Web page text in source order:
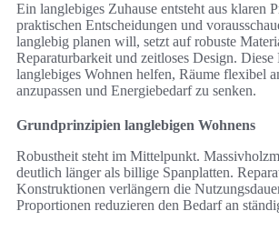
Ein langlebiges Zuhause entsteht aus klaren
praktischen Entscheidungen und
langlebig planen will, setzt auf robuste
Reparaturbarkeit und zeitloses Design. Diese
langlebiges Wohnen helfen, Räume flexibel
anzupassen und Energiebedarf zu senken.
Grundprinzipien langlebigen Wohnens
Robustheit steht im Mittelpunkt.
deutlich länger als billige Spanplatten.
Konstruktionen verlängern die
Proportionen reduzieren den Bedarf an